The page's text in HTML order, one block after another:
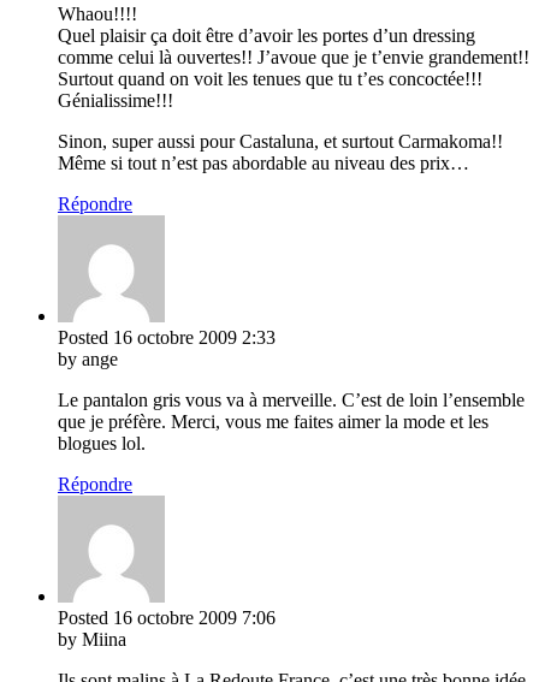
Whaou!!!!
Quel plaisir ça doit être d’avoir les portes d’un dressing
comme celui là ouvertes!! J’avoue que je t’envie grandement!!
Surtout quand on voit les tenues que tu t’es concoctée!!!
Génialissime!!!
Sinon, super aussi pour Castaluna, et surtout Carmakoma!!
Même si tout n’est pas abordable au niveau des prix…
Répondre
Posted 16 octobre 2009 2:33
by ange
Le pantalon gris vous va à merveille. C’est de loin l’ensemble
que je préfère. Merci, vous me faites aimer la mode et les
blogues lol.
Répondre
Posted 16 octobre 2009 7:06
by Miina